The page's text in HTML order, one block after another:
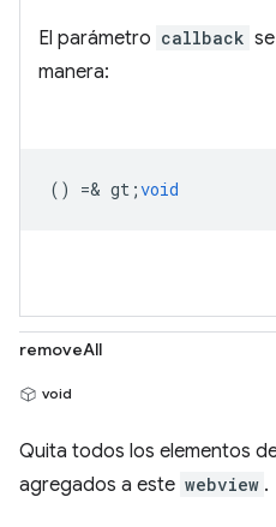
El parámetro callback
manera:
() =& gt;void
removeAll
void
Quita todos los elementos
agregados a este webview .